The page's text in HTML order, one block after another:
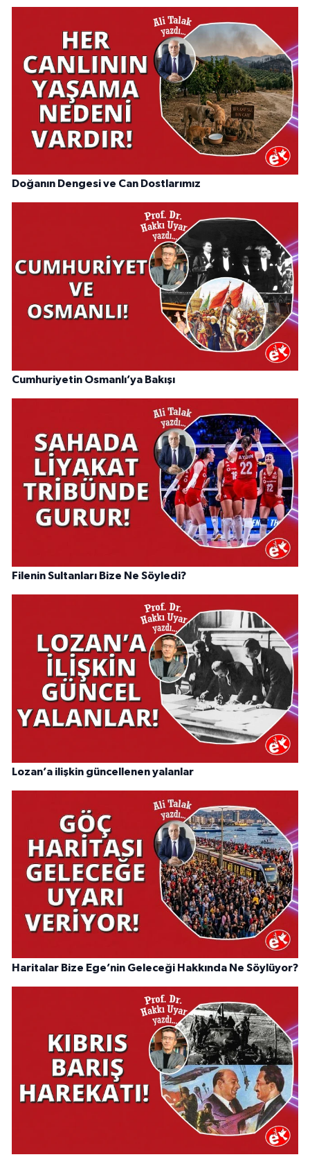
Doğanın Dengesi ve Can Dostlarımız
Cumhuriyetin Osmanlı’ya Bakışı
Filenin Sultanları Bize Ne Söyledi?
Lozan’a ilişkin güncellenen yalanlar
Haritalar Bize Ege’nin Geleceği Hakkında Ne Söylüyor?